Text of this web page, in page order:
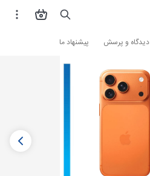
دیدگاه و پرسش پیشنهاد ما گوشی آیفون